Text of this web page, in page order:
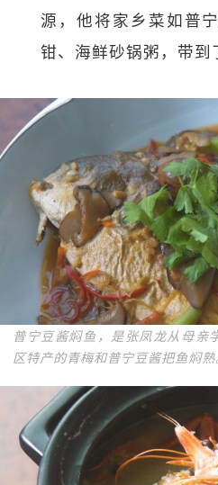
源，他将家乡菜如普
钳、海鲜砂锅粥，带到
普宁豆酱焖鱼，是张凤龙从母亲
区特产的青梅和普宁豆酱把鱼焖